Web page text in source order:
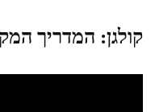
קולגן: המדריך